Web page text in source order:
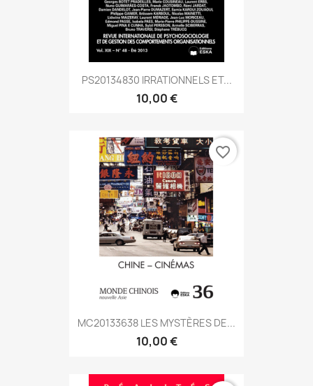
PS20134830 IRRATIONNELS ET...
10,00 €
MC20133638 LES MYSTÈRES DE...
10,00 €
favorite_border